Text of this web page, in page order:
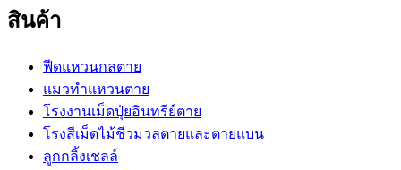
สินค้า
ฟีดแหวนกลตาย
แมวทำแหวนตาย
โรงงานเม็ดปุ๋ยอินทรีย์ตาย
โรงสีเม็ดไม้ชีวมวลตายและตายแบน
ลูกกลิ้งเชลล์